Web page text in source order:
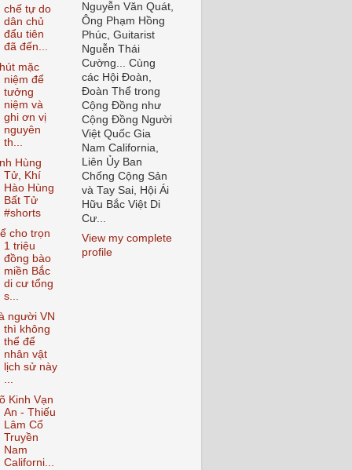
chế tự do
dân chủ
đẩu tiên
đã đến...
mặc
niệm để
tưởng
niệm và
ghi ơn vị
nguyên
th...
Hùng
Tử, Khí
Hào Hùng
Bất Tử
#shorts
cho trọn
1 triệu
đồng bào
miền Bắc
di cư tổng
s...
người VN
thì không
thể để
nhân vật
lịch sử này
...
Kinh Vạn
An - Thiếu
Lâm Cổ
Truyền
Nam
Californi...
Nguyễn Văn Quát,
Ông Phạm Hồng
Phúc, Guitarist
Nguễn Thái
Cường... Cùng
các Hội Đoàn,
Đoàn Thể trong
Cộng Đồng như
Cộng Đồng Người
Việt Quốc Gia
Nam California,
Liên Ủy Ban
Chống Cộng Sản
và Tay Sai, Hội Ái
Hữu Bắc Việt Di
Cư...
View my complete
profile